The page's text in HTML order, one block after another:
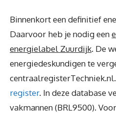
Binnenkort een definitief
Daarvoor heb je nodig een
energielabel Zuurdijk. De
energiedeskundigen te
register. In deze database
vakmannen (BRL9500).